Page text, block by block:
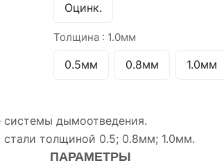
Оцинк.
Толщина : 1.0мм
0.5мм 0.8мм 1.0мм
системы дымоотведения.
стали толщиной 0.5; 0.8мм; 1.0мм.
ПАРАМЕТРЫ